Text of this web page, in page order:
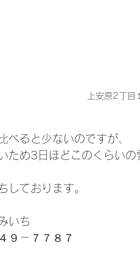
上安原2丁目
べると少ないのですが、
ため3日ほどこのくらいの
しております。
いち
９－７７８７